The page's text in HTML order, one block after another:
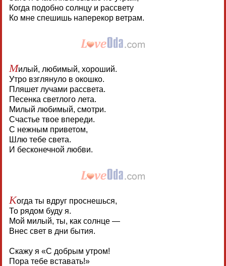
Когда подобно солнцу и рассвету
Ко мне спешишь наперекор ветрам.
Милый, любимый, хороший.
Утро взглянуло в окошко.
Пляшет лучами рассвета.
Песенка светлого лета.
Милый любимый, смотри.
Счастье твое впереди.
С нежным приветом,
Шлю тебе света.
И бесконечной любви.
Когда ты вдруг проснешься,
То рядом буду я.
Мой милый, ты, как солнце —
Внес свет в дни бытия.
Скажу я «С добрым утром!
Пора тебе вставать!»